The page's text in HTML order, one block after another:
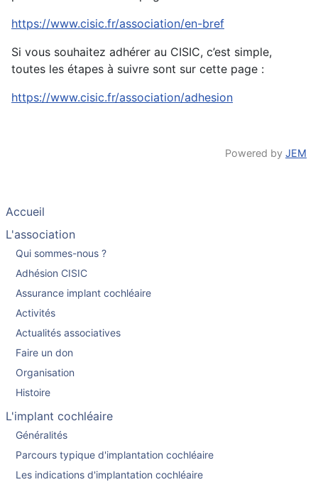
https://www.cisic.fr/association/en-bref
Si vous souhaitez adhérer au CISIC, c’est simple,
toutes les étapes à suivre sont sur cette page :
https://www.cisic.fr/association/adhesion
Powered by JEM
Accueil
L'association
Qui sommes-nous ?
Adhésion CISIC
Assurance implant cochléaire
Activités
Actualités associatives
Faire un don
Organisation
Histoire
L'implant cochléaire
Généralités
Parcours typique d'implantation cochléaire
Les indications d'implantation cochléaire